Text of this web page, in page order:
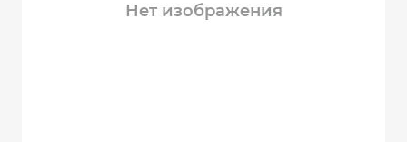
Нет изображения